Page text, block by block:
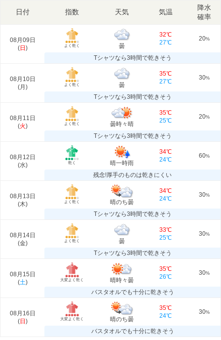
日付 指数 天気 気温
降水
確率
08月09日
(日 ) よく乾く 曇
32℃
27℃
20%
Tシャツなら3時間で乾きそう
08月10日
(月 ) よく乾く 曇
35℃
27℃
30%
Tシャツなら3時間で乾きそう
08月11日
(火) よく乾く 曇時々晴
35℃
25℃
20%
Tシャツなら3時間で乾きそう
08月12日
(水) 乾く 晴一時雨
34℃
24℃
60%
残念!厚手のものは乾きにくい
08月13日
(木) よく乾く 晴のち曇
34℃
24℃
30%
Tシャツなら3時間で乾きそう
08月14日
(金) よく乾く 曇
33℃
25℃
30%
Tシャツなら3時間で乾きそう
08月15日
(土) 大変よく乾く 晴時々曇
35℃
26℃
30%
バスタオルでも十分に乾きそう
08月16日
(日 ) 大変よく乾く 晴のち曇
35℃
24℃
30%
バスタオルでも十分に乾きそう